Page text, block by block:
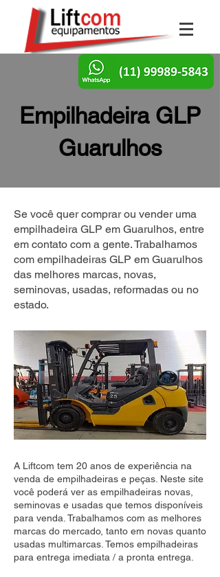
Empilhadeira GLP
Guarulhos
Se você quer comprar ou vender uma
empilhadeira GLP em Guarulhos, entre
em contato com a gente. Trabalhamos
com empilhadeiras GLP em Guarulhos
das melhores marcas, novas,
seminovas, usadas, reformadas ou no
estado.
A Liftcom tem 20 anos de experiência na
venda de empilhadeiras e peças. Neste site
você poderá ver as empilhadeiras novas,
seminovas e usadas que temos disponíveis
para venda. Trabalhamos com as melhores
marcas do mercado, tanto em novas quanto
usadas multimarcas. Temos empilhadeiras
para entrega imediata / a pronta entrega.